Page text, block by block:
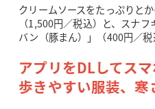
クリームソースをたっぷりと
（1,500円／税込）と、スナ
バン（豚まん）」（400円／税
アプリをDLしてス
歩きやすい服装、寒